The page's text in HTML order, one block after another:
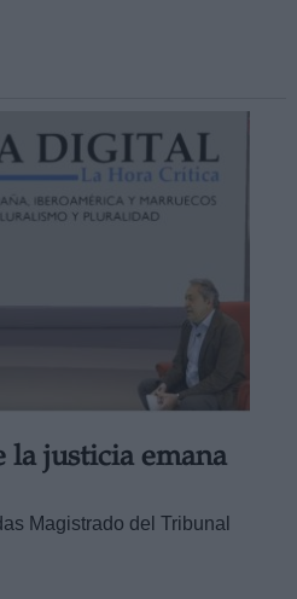
la justicia emana
Magistrado del Tribunal